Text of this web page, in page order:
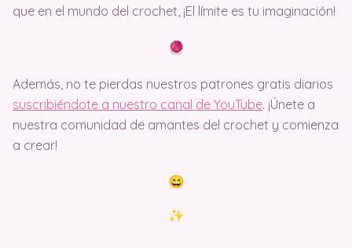
que en el mundo del crochet, ¡El límite es tu imaginación!
Además, no te pierdas nuestros patrones gratis diarios
suscribiéndote a nuestro canal de YouTube. ¡Únete a
nuestra comunidad de amantes del crochet y comienza
a crear!